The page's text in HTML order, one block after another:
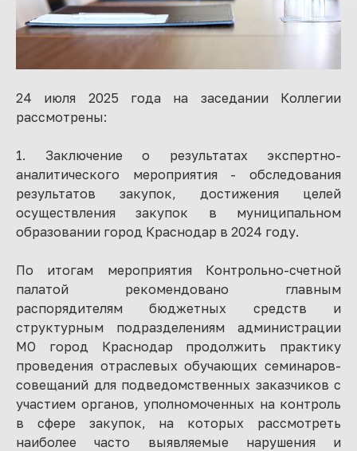
24 июля 2025 года на заседании Коллегии
рассмотрены:
1. Заключение о результатах экспертно-
аналитического мероприятия - обследования
результатов закупок, достижения целей
осуществления закупок в муниципальном
образовании город Краснодар в 2024 году.
По итогам мероприятия Контрольно-счетной
палатой рекомендовано главным
распорядителям бюджетных средств и
структурным подразделениям администрации
МО город Краснодар продолжить практику
проведения отраслевых обучающих семинаров-
совещаний для подведомственных заказчиков с
участием органов, уполномоченных на контроль
в сфере закупок, на которых рассмотреть
наиболее часто выявляемые нарушения и